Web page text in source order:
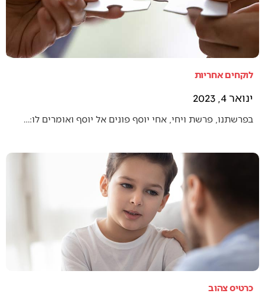
לוקחים אחריות
ינואר 4, 2023
בפרשתנו, פרשת ויחי, אחי יוסף פונים אל יוסף ואומרים לו:…
כרטיס צהוב